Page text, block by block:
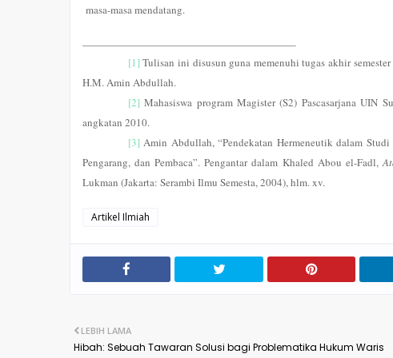
masa-masa mendatang.
[1] Tulisan ini disusun guna memenuhi tugas akhir
H.M. Amin Abdullah.
[2] Mahasiswa program Magister (S2) Pascasarjana UIN
angkatan 2010.
[3] Amin Abdullah, “Pendekatan Hermeneutik dalam Studi
Pengarang, dan Pembaca”. Pengantar dalam Khaled Abou el-Fadl,
Lukman (Jakarta: Serambi Ilmu Semesta, 2004), hlm. xv.
Artikel Ilmiah
LEBIH LAMA
Hibah: Sebuah Tawaran Solusi bagi Problematika Hukum Waris